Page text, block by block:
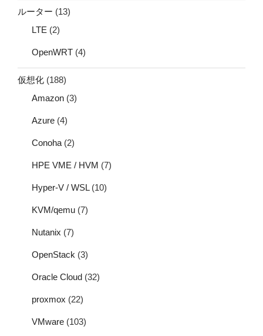
ルーター (13)
LTE (2)
OpenWRT (4)
仮想化 (188)
Amazon (3)
Azure (4)
Conoha(2)
HPE VME / HVM (7)
Hyper-V / WSL(10)
KVM/qemu (7)
Nutanix (7)
OpenStack (3)
Oracle Cloud (32)
proxmox (22)
VMware (103)